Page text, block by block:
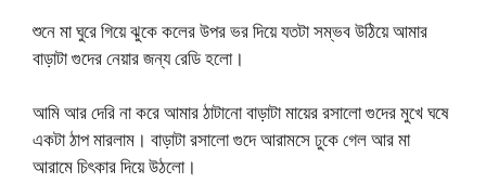
শুনে মা ঘুরে গিয়ে ঝুকে কলের উপর ভর দিয়ে যতটা সম্ভব উঠিয়ে আমার
বাড়াটা গুদের নেয়ার জন্য রেডি হলো।
আমি আর দেরি না করে আমার ঠাটানো বাড়াটা মায়ের রসালো গুদের মুখে ঘষে
একটা ঠাপ মারলাম। বাড়াটা রসালো গুদে আরামসে ঢুকে গেল আর মা
আরামে চিৎকার দিয়ে উঠলো।